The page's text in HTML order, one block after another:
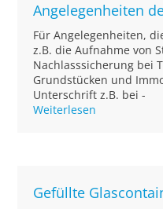
Angelegenheiten
Für Angelegenheiten,
z.B. die Aufnahme von
Nachlasssicherung bei
Grundstücken und
Unterschrift z.B. bei
Weiterlesen
Gefüllte